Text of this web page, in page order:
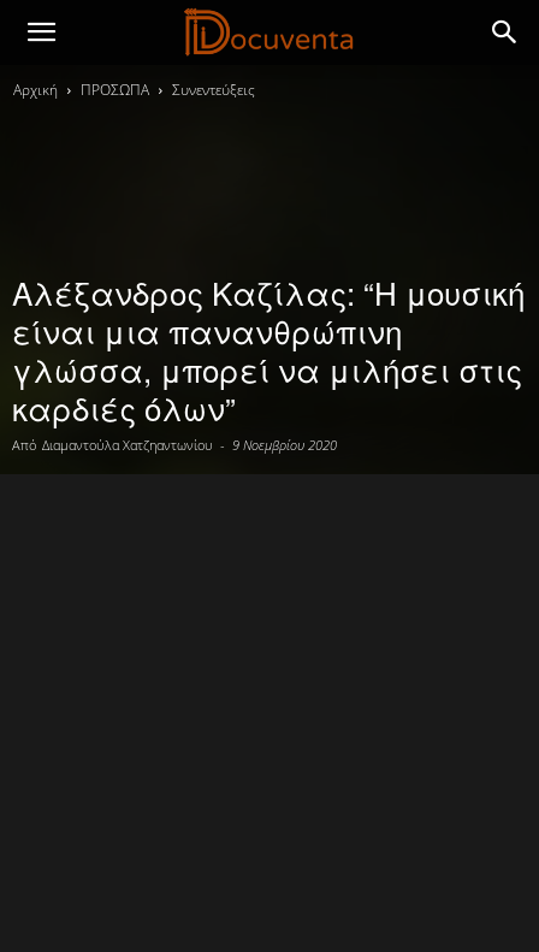
Αρχική ΠΡΟΣΩΠΑ Συνεντεύξεις
Αλέξανδρος Καζίλας: “Η μουσική
είναι μια πανανθρώπινη
γλώσσα, μπορεί να μιλήσει στις
καρδιές όλων”
Από Διαμαντούλα Χατζηαντωνίου - 9 Νοεμβρίου 2020